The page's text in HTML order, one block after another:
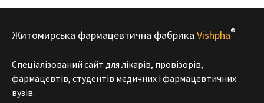
Житомирська фармацевтична фабрика Vishpha®
Спеціалізований сайт для лікарів, провізорів,
фармацевтів, студентів медичних і фармацевтичних
вузів.